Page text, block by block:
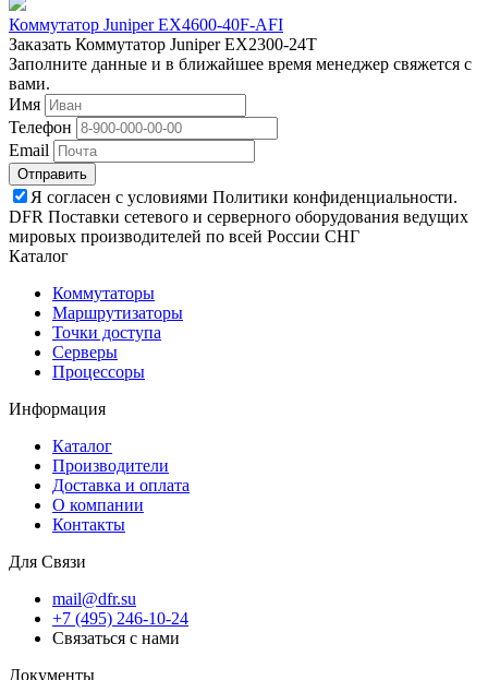
Коммутатор Juniper EX4600-40F-AFI
Заказать Коммутатор Juniper EX2300-24T
Заполните данные и в ближайшее время менеджер свяжется с
вами.
Имя
Телефон
Email
Отправить
Я согласен с условиями Политики конфиденциальности.
DFR Поставки сетевого и серверного оборудования ведущих
мировых производителей по всей России СНГ
Каталог
Коммутаторы
Маршрутизаторы
Точки доступа
Серверы
Процессоры
Информация
Каталог
Производители
Доставка и оплата
О компании
Контакты
Для Связи
mail@dfr.su
+7 (495) 246-10-24
Связаться с нами
Документы